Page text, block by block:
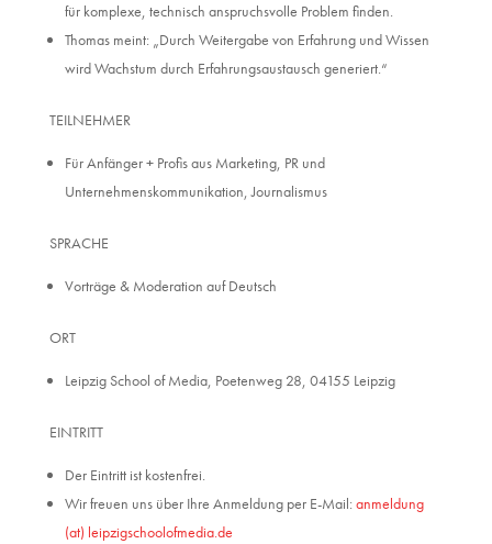
für komplexe, technisch anspruchsvolle Problem finden.
Thomas meint: „Durch Weitergabe von Erfahrung und Wissen
wird Wachstum durch Erfahrungsaustausch generiert.“
TEILNEHMER
Für Anfänger + Profis aus Marketing, PR und
Unternehmenskommunikation, Journalismus
SPRACHE
Vorträge & Moderation auf Deutsch
ORT
Leipzig School of Media, Poetenweg 28, 04155 Leipzig
EINTRITT
Der Eintritt ist kostenfrei.
Wir freuen uns über Ihre Anmeldung per E-Mail: anmeldung
(at) leipzigschoolofmedia.de